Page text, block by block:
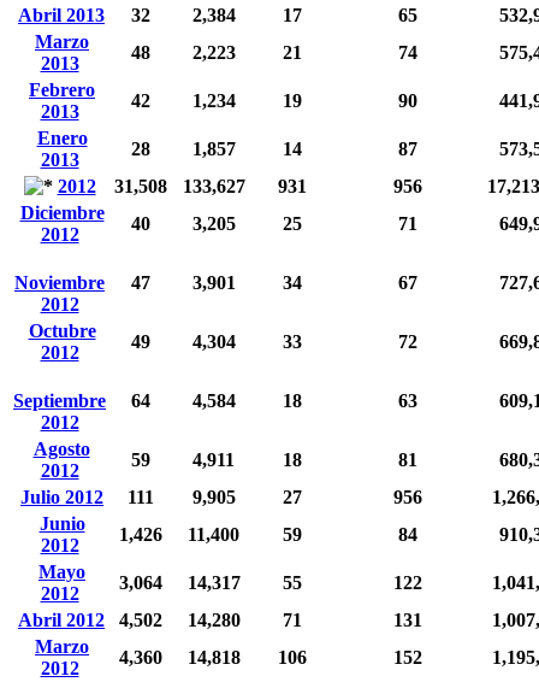
Abril 2013
32 2,384 17 65
Marzo
2013
48 2,223 21 74
Febrero
2013
42 1,234 19 90
Enero
2013
28 1,857 14 87
2012
31,508 133,627 931 956
Diciembre
2012
40 3,205 25 71
Noviembre
2012
47 3,901 34 67
Octubre
2012
49 4,304 33 72
Septiembre
2012
64 4,584 18 63
Agosto
2012
59 4,911 18 81
Julio 2012
111 9,905 27 956
Junio
2012
1,426 11,400 59 84
Mayo
2012
3,064 14,317 55 122
Abril 2012
4,502 14,280 71 131
Marzo
2012
4,360 14,818 106 152